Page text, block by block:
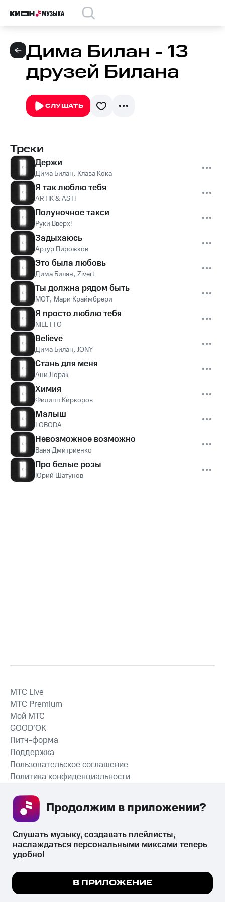
Дима Билан - 13
друзей Билана
СЛУШАТЬ
Треки
Держи
Дима Билан, Клава Кока
Я так люблю тебя
ARTIK & ASTI
Полуночное такси
Руки Вверх!
Задыхаюсь
Артур Пирожков
Это была любовь
Дима Билан, Zivert
Ты должна рядом быть
MOT, Мари Краймбрери
Я просто люблю тебя
NILETTO
Believe
Дима Билан, JONY
Стань для меня
Ани Лорак
Химия
Филипп Киркоров
Малыш
LOBODA
Невозможное возможно
Ваня Дмитриенко
Про белые розы
Юрий Шатунов
СКАЧАТЬ ПРИЛОЖЕНИЕ
MTС Live
MTС Premium
Мой МТС
GOOD’OK
Питч-форма
Поддержка
Пользовательское соглашение
Политика конфиденциальности
психотропных веществ, их аналогов причиняет вред здоровью,
их незаконный оборот запрещён и влечёт установленную
законодательством ответственность.
Мы используем куки, чтобы на сайте все
Подробнее
Слушать музыку, создавать плейлисты,
наслаждаться персональными миксами теперь
удобно!
В ПРИЛОЖЕНИЕ